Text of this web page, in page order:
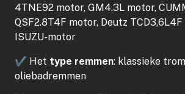
4TNE92 motor, GM4.3L motor,
QSF2.8T4F motor, Deutz TCD3,6L4F
ISUZU-motor
✔ Het type remmen: klassieke
oliebadremmen